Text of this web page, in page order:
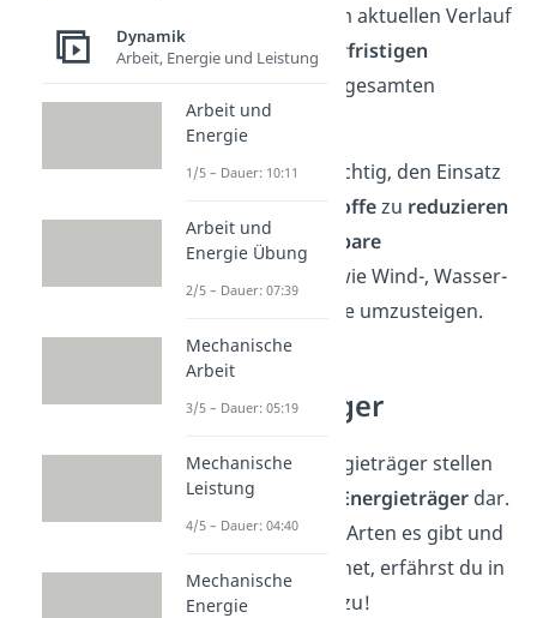
Stürmen. Bei dem aktuellen Verlauf
wird es zulängerfristigen
auf der gesamten
Erde kommen.
Deshalb ist es wichtig, den Einsatz
fossiler Brennstoffezu reduzieren
und auferneuerbare
wie Wind-, Wasser-
oder Solarenergie umzusteigen.
Energieträger
Die fossilen Energieträger stellen
nur eine Art der
Energieträgerdar.
Welche weiteren Arten es gibt und
was sie auszeichnet, erfährst du in
diesem
dazu!
Dynamik
Arbeit, Energie und Leistung
Arbeit und
Energie
1/5 – Dauer: 10:11
Arbeit und
Energie Übung
2/5 – Dauer: 07:39
Mechanische
Arbeit
3/5 – Dauer: 05:19
Mechanische
Leistung
4/5 – Dauer: 04:40
Mechanische
Energie